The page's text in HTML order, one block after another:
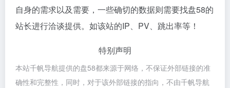
自身的需求以及需要，一些确切的数据则需要找盘58的
站长进行洽谈提供。如该站的IP、PV、跳出率等！
特别声明
本站千帆导航提供的盘58都来源于网络，不保证外部链接的准
确性和完整性，同时，对于该外部链接的指向，不由千帆导航